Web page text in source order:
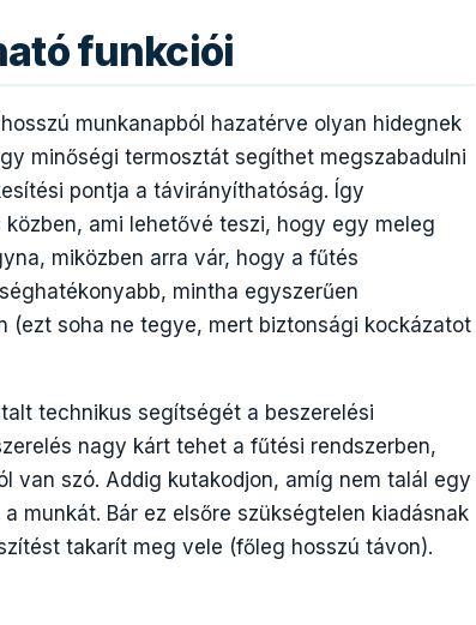
funkciói
munkanapból hazatérve olyan hidegnek
minőségi termosztát segíthet megszabadulni
pontja a távirányíthatóság. Így
ami lehetővé teszi, hogy egy meleg
miközben arra vár, hogy a fűtés
mintha egyszerűen
soha ne tegye, mert biztonsági kockázatot
technikus segítségét a beszerelési
nagy kárt tehet a fűtési rendszerben,
van szó. Addig kutakodjon, amíg nem talál egy
munkát. Bár ez elsőre szükségtelen kiadásnak
takarít meg vele (főleg hosszú távon).